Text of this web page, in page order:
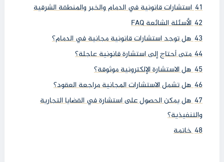
41 استشارات قانونية في الدمام والخبر والمنطقة الشرقية
42 الأسئلة الشائعة FAQ
43 هل توجد استشارات قانونية مجانية في الدمام؟
44 متى أحتاج إلى استشارة قانونية عاجلة؟
45 هل الاستشارة الإلكترونية موثوقة؟
46 هل تشمل الاستشارات المجانية مراجعة العقود؟
47 هل يمكن الحصول على استشارة في القضايا التجارية
والتنفيذية؟
48 خاتمة